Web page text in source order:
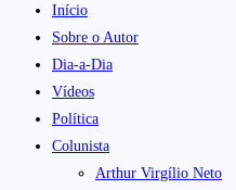
Início
Sobre o Autor
Dia-a-Dia
Vídeos
Política
Colunista
Arthur Virgílio Neto